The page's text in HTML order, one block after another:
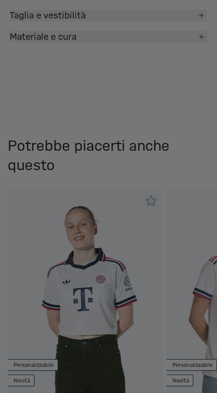
Taglia e vestibilità
Materiale e cura
Potrebbe piacerti anche
questo
Personalizzabile
Novità
Personalizzabile
Novità